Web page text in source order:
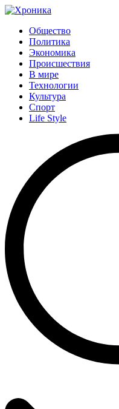
Общество
Политика
Экономика
Происшествия
В мире
Технологии
Культура
Спорт
Life Style